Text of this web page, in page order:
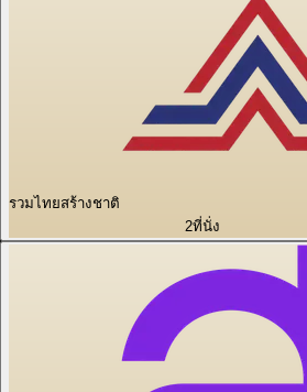
รวมไทยสร้างชาติ
2ที่นั่ง